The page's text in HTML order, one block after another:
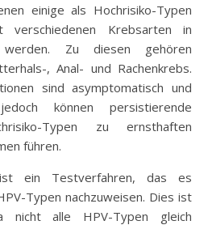
einige als Hochrisiko-Typen
Krebsarten in
werden. Zu diesen gehören
, Anal- und Rachenkrebs.
sind asymptomatisch und
können persistierende
Typen zu ernsthaften
führen.
ein Testverfahren, das es
Typen nachzuweisen. Dies ist
nicht alle HPV-Typen gleich